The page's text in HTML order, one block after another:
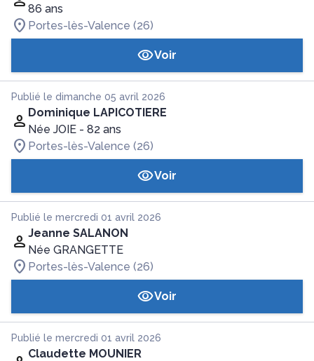
86 ans
Portes-lès-Valence (26)
Voir
Publié le dimanche 05 avril 2026
Dominique LAPICOTIERE
Née JOIE - 82 ans
Portes-lès-Valence (26)
Voir
Publié le mercredi 01 avril 2026
Jeanne SALANON
Née GRANGETTE
Portes-lès-Valence (26)
Voir
Publié le mercredi 01 avril 2026
Claudette MOUNIER